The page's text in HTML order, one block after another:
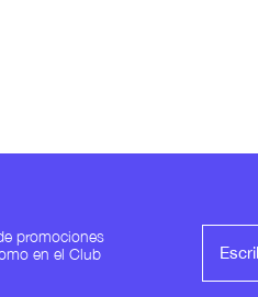
promociones
en el Club